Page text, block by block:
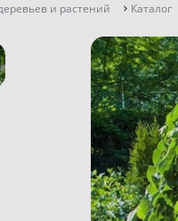
и растений Каталог